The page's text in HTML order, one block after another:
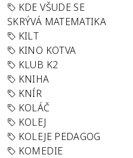
KDE VŠUDE SE
SKRÝVÁ MATEMATIKA
KILT
KINO KOTVA
KLUB K2
KNIHA
KNÍR
KOLÁČ
KOLEJ
KOLEJE PEDAGOG
KOMEDIE